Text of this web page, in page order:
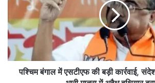
ना
,
बो
ले
ल
में
ए
स
पश्चिम बंगाल में एसटीएफ की बड़ी कार्रवाई,